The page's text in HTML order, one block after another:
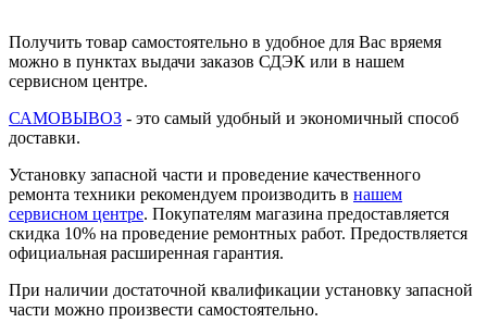
Получить товар самостоятельно в удобное для Вас вряемя
можно в пунктах выдачи заказов СДЭК или в нашем
сервисном центре.
САМОВЫВОЗ - это самый удобный и экономичный способ
доставки.
Установку запасной части и проведение качественного
ремонта техники рекомендуем производить в нашем
сервисном центре. Покупателям магазина предоставляется
скидка 10% на проведение ремонтных работ. Предоствляется
официальная расширенная гарантия.
При наличии достаточной квалификации установку запасной
части можно произвести самостоятельно.